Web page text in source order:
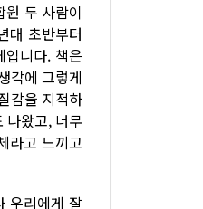
두 사람이
대 초반부터
니다. 책은
각에 그렇게
감을 지적하
나왔고, 너무
라고 느끼고
우리에게 잘